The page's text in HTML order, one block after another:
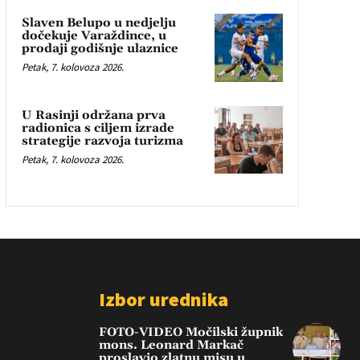
Slaven Belupo u nedjelju
dočekuje Varaždince, u
prodaji godišnje ulaznice
Petak, 7. kolovoza 2026.
U Rasinji održana prva
radionica s ciljem izrade
strategije razvoja turizma
Petak, 7. kolovoza 2026.
Izbor urednika
FOTO-VIDEO Močilski župnik
mons. Leonard Markač